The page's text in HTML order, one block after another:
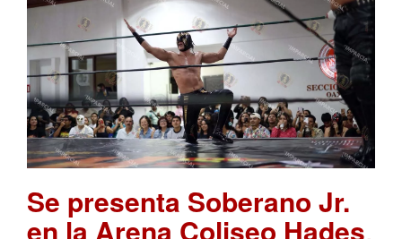
Se presenta Soberano Jr.
en la Arena Coliseo Hades.